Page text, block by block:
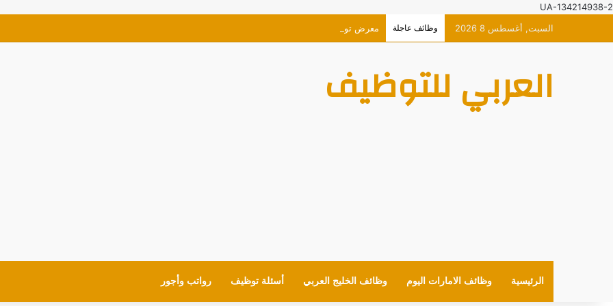
UA-134214938-2
السبت, أغسطس 8 2026
وظائف عاجلة معرض توظيف افتراضي حصري للمعلمين والقيادات لمدارس (MOE) في الإمارات
العربي للتوظيف
الرئيسية وظائف الامارات اليوم وظائف الخليج العربي أسئلة توظيف رواتب وأجور